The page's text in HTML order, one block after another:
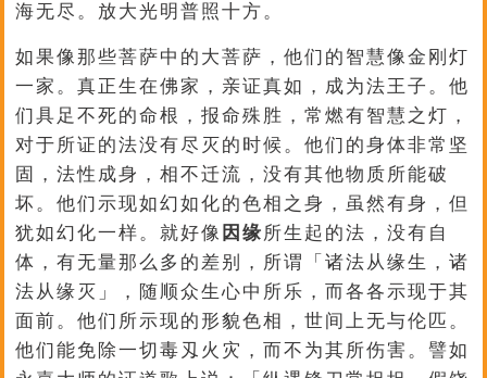
海无尽。放大光明普照十方。
如果像那些菩萨中的大菩萨，他们的智慧像金刚灯
一家。真正生在佛家，亲证真如，成为法王子。他
们具足不死的命根，报命殊胜，常燃有智慧之灯，
对于所证的法没有尽灭的时候。他们的身体非常坚
固，法性成身，相不迁流，没有其他物质所能破
坏。他们示现如幻如化的色相之身，虽然有身，但
犹如幻化一样。就好像 因缘所生起的法，没有自
体，有无量那么多的差别，所谓「诸法从缘生，诸
法从缘灭」，随顺众生心中所乐，而各各示现于其
面前。他们所示现的形貌色相，世间上无与伦匹。
他们能免除一切毒刄火灾，而不为其所伤害。譬如